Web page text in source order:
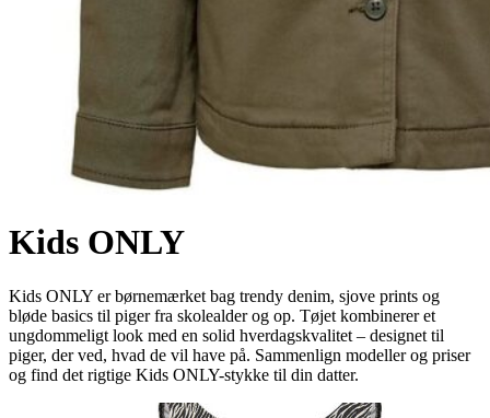
Kids ONLY
Kids ONLY er børnemærket bag trendy denim, sjove prints og
bløde basics til piger fra skolealder og op. Tøjet kombinerer et
ungdommeligt look med en solid hverdagskvalitet – designet til
piger, der ved, hvad de vil have på. Sammenlign modeller og priser
og find det rigtige Kids ONLY-stykke til din datter.